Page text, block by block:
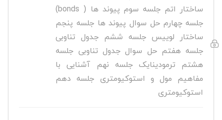
ساختار اتم جلسه سوم پیوند ها ( bonds)
جلسه چهارم حل سوال پیوند ها جلسه پنجم
ساختار لوییس جلسه ششم جدول تناوبی
جلسه هفتم حل سوال جدول تناوبی جلسه
هشتم ترمودینایک جلسه نهم آشنایی با
مفاهیم مول و استوکیومتری جلسه دهم
استوکیومتری